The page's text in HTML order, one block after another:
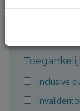
WiFi
Inclusive